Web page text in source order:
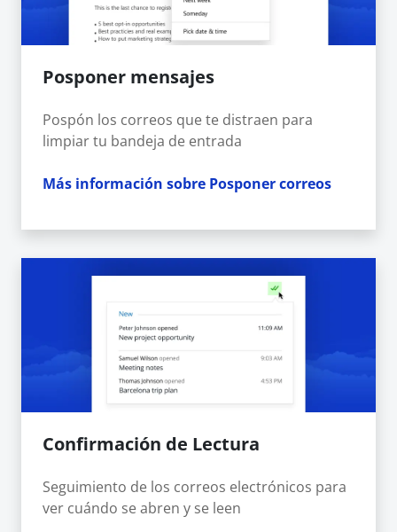
Posponer mensajes
Pospón los correos que te distraen para
limpiar tu bandeja de entrada
Más información sobre Posponer correos
Confirmación de Lectura
Seguimiento de los correos electrónicos para
ver cuándo se abren y se leen